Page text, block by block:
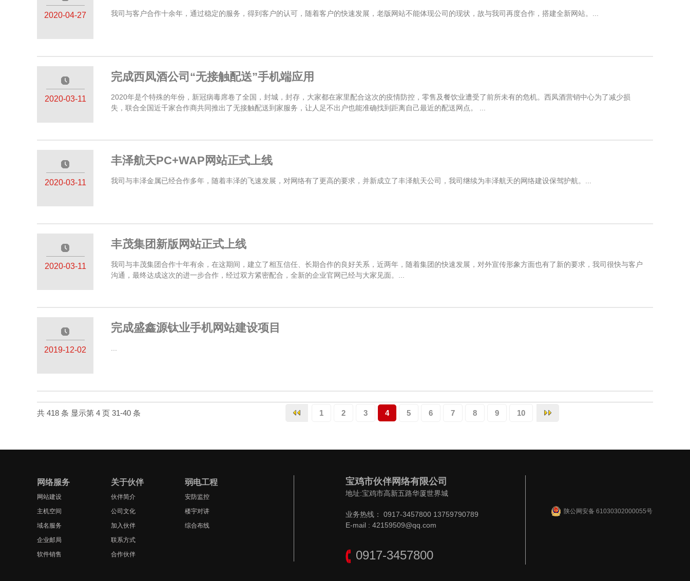
—————
2020-04-27
我司与客户合作十余年，通过稳定的服务，得到客户的认可，随着客户的快速发展，老版网站不能体现公司的现状，故与我司再度合作，搭建全新网站。...
—————
2020-03-11
完成西凤酒公司“无接触配送”手机端应用
2020年是个特殊的年份，新冠病毒席卷了全国，封城，封存，大家都在家里配合这次的疫情防控，零售及餐饮业遭受了前所未有的危机。西凤酒营销中心为了减少损
失，联合全国近千家合作商共同推出了无接触配送到家服务，让人足不出户也能准确找到距离自己最近的配送网点。 ...
—————
2020-03-11
丰泽航天PC+WAP网站正式上线
我司与丰泽金属已经合作多年，随着丰泽的飞速发展，对网络有了更高的要求，并新成立了丰泽航天公司，我司继续为丰泽航天的网络建设保驾护航。...
—————
2020-03-11
丰茂集团新版网站正式上线
我司与丰茂集团合作十年有余，在这期间，建立了相互信任、长期合作的良好关系，近两年，随着集团的快速发展，对外宣传形象方面也有了新的要求，我司很快与客户
沟通，最终达成这次的进一步合作，经过双方紧密配合，全新的企业官网已经与大家见面。...
—————
2019-12-02
完成盛鑫源钛业手机网站建设项目
共 418 条 显示第 4 页 31-40 条 1 2 3 4 5 6 7 8 9 10
网络服务
网站建设
主机空间
域名服务
企业邮局
软件销售
关于伙伴
伙伴简介
公司文化
加入伙伴
联系方式
合作伙伴
弱电工程
安防监控
楼宇对讲
综合布线
宝鸡市伙伴网络有限公司
地址:宝鸡市高新五路华厦世界城
业务热线： 0917-3457800 13759790789
E-mail : 42159509@qq.com
0917-3457800
陕公网安备 61030302000055号